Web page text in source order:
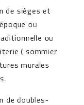
de sièges et
ou
ou
( sommier
murales
de doubles-